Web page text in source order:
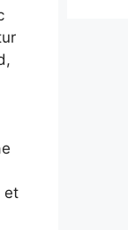
et